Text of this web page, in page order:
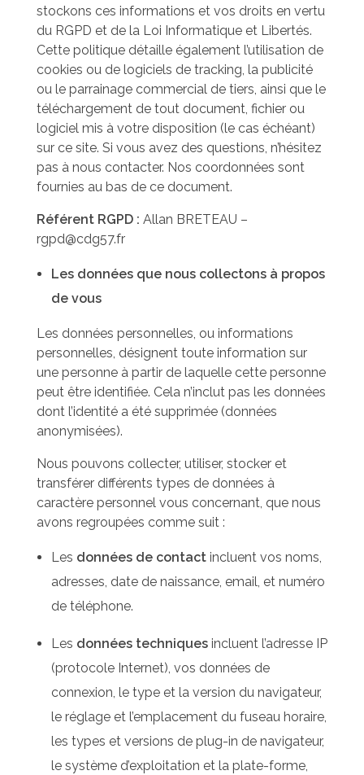
Cartes et Plans
Assainissement
Code de bonne conduite
Règlement du Cimetière
stockons ces informations et vos droits en vertu
du RGPD et de la Loi Informatique et Libertés.
Cette politique détaille également l’utilisation de
cookies ou de logiciels de tracking, la publicité
ou le parrainage commercial de tiers, ainsi que le
téléchargement de tout document, fichier ou
logiciel mis à votre disposition (le cas échéant)
sur ce site. Si vous avez des questions, n’hésitez
pas à nous contacter. Nos coordonnées sont
fournies au bas de ce document.
Référent RGPD : Allan BRETEAU –
rgpd@cdg57.fr
Les données que nous collectons à propos
de vous
Les données personnelles, ou informations
personnelles, désignent toute information sur
une personne à partir de laquelle cette personne
peut être identifiée. Cela n’inclut pas les données
dont l’identité a été supprimée (données
anonymisées).
Nous pouvons collecter, utiliser, stocker et
transférer différents types de données à
caractère personnel vous concernant, que nous
avons regroupées comme suit :
Les données de contactincluent vos noms,
adresses, date de naissance, email, et numéro
de téléphone.
Les données techniquesincluent l’adresse IP
(protocole Internet), vos données de
connexion, le type et la version du navigateur,
le réglage et l’emplacement du fuseau horaire,
les types et versions de plug-in de navigateur,
le système d’exploitation et la plate-forme,